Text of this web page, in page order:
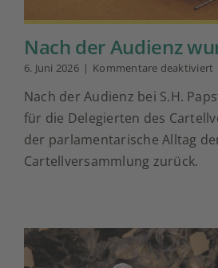
Nach der Audienz
6. Juni 2026 | Kommentare deaktiviert
Nach der Audienz bei S.H.
für die Delegierten des
der parlamentarische Alltag
Cartellversammlung zurück.